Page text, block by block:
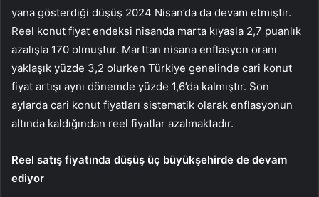
yana gösterdiği düşüş 2024 Nisan’da da devam etmiştir.
Reel konut fiyat endeksi nisanda marta kıyasla 2,7 puanlık
azalışla 170 olmuştur. Marttan nisana enflasyon oranı
yaklaşık yüzde 3,2 olurken Türkiye genelinde cari konut
fiyat artışı aynı dönemde yüzde 1,6’da kalmıştır. Son
aylarda cari konut fiyatları sistematik olarak enflasyonun
altında kaldığından reel fiyatlar azalmaktadır.
Reel satış fiyatında düşüş üç büyükşehirde de devam
ediyor